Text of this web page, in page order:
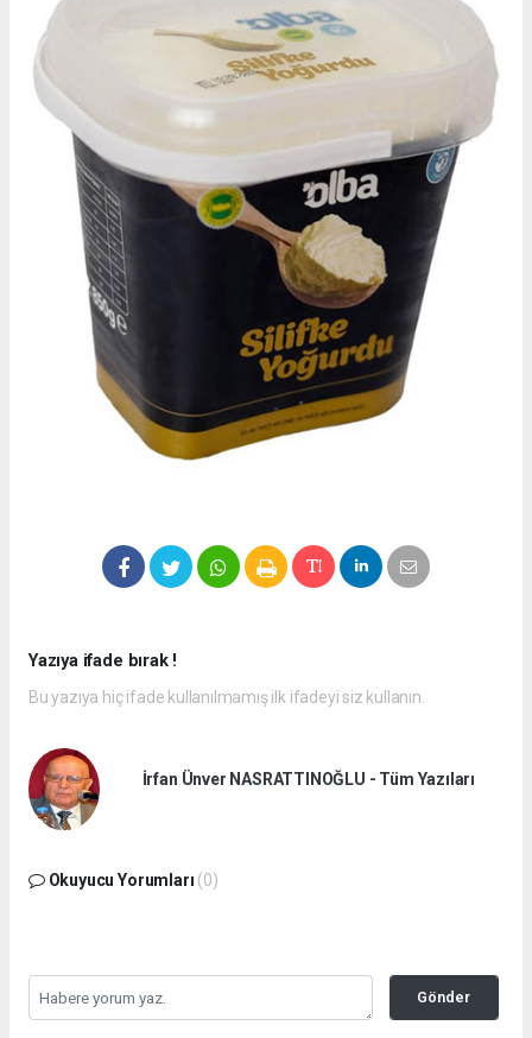
Yazıya ifade bırak !
Bu yazıya hiç ifade kullanılmamış ilk ifadeyi siz kullanın.
İrfan Ünver NASRATTINOĞLU - Tüm Yazıları
Okuyucu Yorumları (0)
Gönder